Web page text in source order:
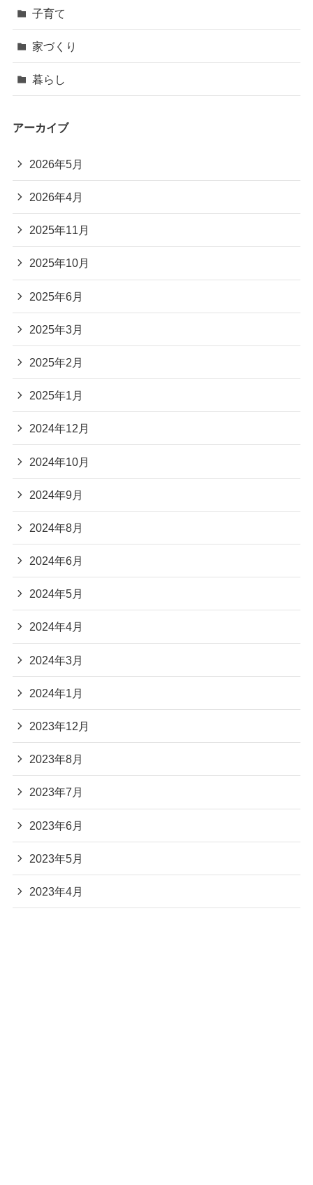
子育て
家づくり
暮らし
アーカイブ
2026年5月
2026年4月
2025年11月
2025年10月
2025年6月
2025年3月
2025年2月
2025年1月
2024年12月
2024年10月
2024年9月
2024年8月
2024年6月
2024年5月
2024年4月
2024年3月
2024年1月
2023年12月
2023年8月
2023年7月
2023年6月
2023年5月
2023年4月